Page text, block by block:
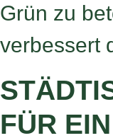
Grün zu
verbessert
FÜR EIN